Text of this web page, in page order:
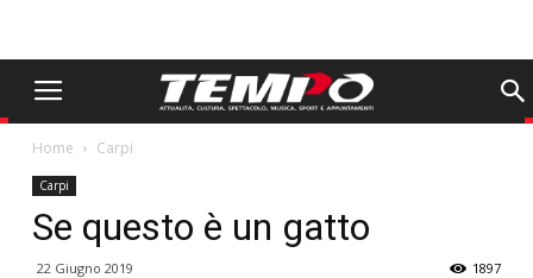
Home Carpi
Carpi
Se questo è un gatto
22 Giugno 2019 1897